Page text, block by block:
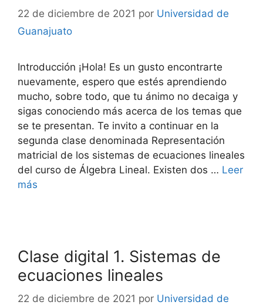
22 de diciembre de 2021 por Universidad de
Guanajuato
Introducción ¡Hola! Es un gusto encontrarte
nuevamente, espero que estés aprendiendo
mucho, sobre todo, que tu ánimo no decaiga y
sigas conociendo más acerca de los temas que
se te presentan. Te invito a continuar en la
segunda clase denominada Representación
matricial de los sistemas de ecuaciones lineales
del curso de Álgebra Lineal. Existen dos … Leer
más
Clase digital 1. Sistemas de
ecuaciones lineales
22 de diciembre de 2021 por Universidad de